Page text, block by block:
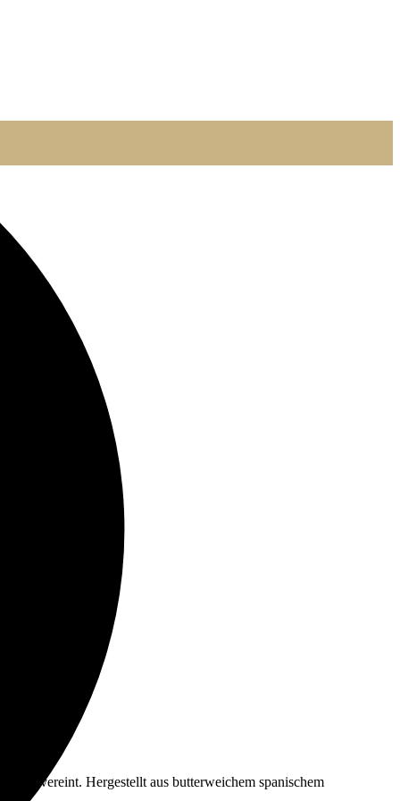
vereint. Hergestellt aus butterweichem spanischem